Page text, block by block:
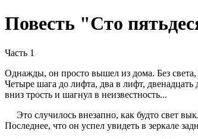
Повесть "Сто
Часть 1
Однажды, он просто вышел из дома. Без
Четыре шага до лифта, два в лифт, двенадцать
вниз трость и шагнул в неизвестность...
Это случилось внезапно, как будто свет
Последнее, что он успел увидеть в зеркале